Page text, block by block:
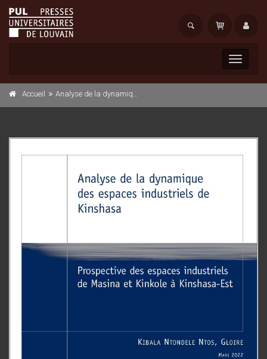
Toggle
Accueil Analyse de la dynamique des espaces industriels de Kinshasa